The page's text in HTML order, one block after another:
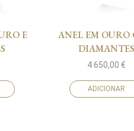
E
ANEL EM OURO
DIAMANTES
4 650,00€
ADICIONAR